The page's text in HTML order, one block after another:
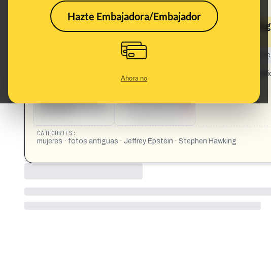
Hazte Embajadora/Embajador
Ahora no
What's being said:
«El científico Stephen Hawking aparece en una
This content has not yet been
https://www.lavanguardia.com/internacional/20260225/11475042/
CATEGORIES:
mujeres · fotos antiguas · Jeffrey Epstein · Stephen Hawking